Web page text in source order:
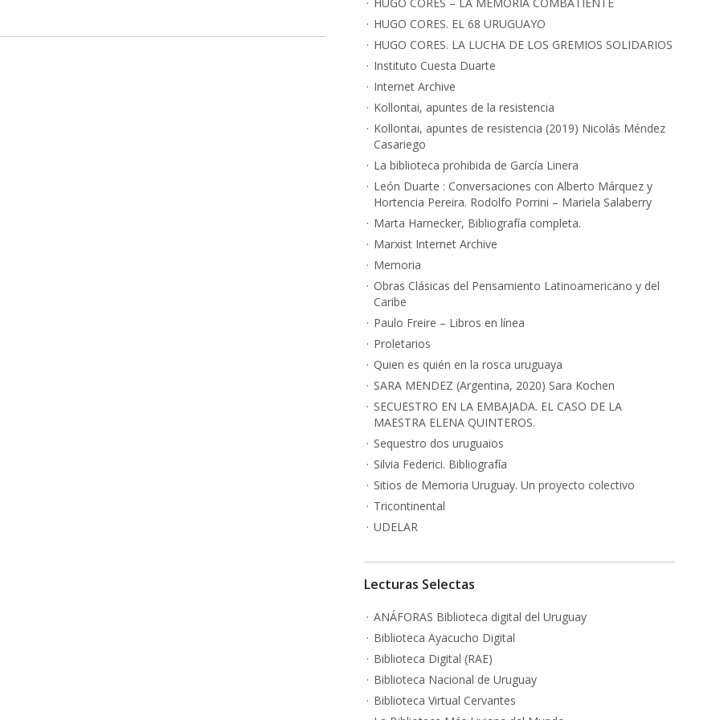
HUGO CORES. EL 68 URUGUAYO
HUGO CORES. LA LUCHA DE LOS GREMIOS SOLIDARIOS
Instituto Cuesta Duarte
Internet Archive
Kollontai, apuntes de la resistencia
Kollontai, apuntes de resistencia (2019) Nicolás Méndez
Casariego
La biblioteca prohibida de García Linera
León Duarte : Conversaciones con Alberto Márquez y
Hortencia Pereira. Rodolfo Porrini – Mariela Salaberry
Marta Harnecker, Bibliografía completa.
Marxist Internet Archive
Memoria
Obras Clásicas del Pensamiento Latinoamericano y del
Caribe
Paulo Freire – Libros en línea
Proletarios
Quien es quién en la rosca uruguaya
SARA MENDEZ (Argentina, 2020) Sara Kochen
SECUESTRO EN LA EMBAJADA. EL CASO DE LA
MAESTRA ELENA QUINTEROS.
Sequestro dos uruguaios
Silvia Federici. Bibliografía
Sitios de Memoria Uruguay. Un proyecto colectivo
Tricontinental
UDELAR
Lecturas Selectas
ANÁFORAS Biblioteca digital del Uruguay
Biblioteca Ayacucho Digital
Biblioteca Digital (RAE)
Biblioteca Nacional de Uruguay
Biblioteca Virtual Cervantes